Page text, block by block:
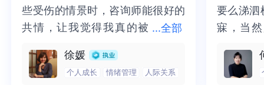
...全部
些受伤的情景时，咨询师能很好的
共情，让我觉得我真的被
一部分未处理的情绪被注意到了，
而且当咨询师准确说出我当时的情
些受伤的情景时，咨询师能很好的
共情，让我觉得我真的被抱住了。
处理的情绪被注意到了，而且当咨
询师准确说出我当时的情绪，我感
徐媛
个人成长 情绪管理 人际关系
要么涕泗
寐，当
来，觉
再困于
要么涕泗
寐，当然
不必再
梏，更